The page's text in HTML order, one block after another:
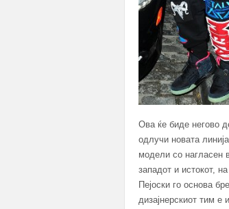
Ова ќе биде негово
одлучи новата
модели со нагласен
западот и истокот,
Пејоски го основа
дизајнерскиот тим е